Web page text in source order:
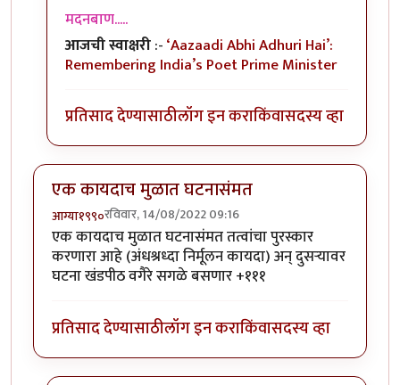
मदनबाण.....
आजची स्वाक्षरी:-‘Aazaadi Abhi Adhuri Hai’:
Remembering India’s Poet Prime Minister
प्रतिसाद देण्यासाठीलॉग इन कराकिंवासदस्य व्हा
एक कायदाच मुळात घटनासंमत
आग्या१९९०रविवार, 14/08/2022 09:16
एक कायदाच मुळात घटनासंमत तत्वांचा पुरस्कार
करणारा आहे (अंधश्रध्दा निर्मूलन कायदा) अन् दुसऱ्यावर
घटना खंडपीठ वगैरे सगळे बसणार +१११
प्रतिसाद देण्यासाठीलॉग इन कराकिंवासदस्य व्हा